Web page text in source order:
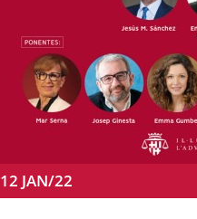
12 JAN/22